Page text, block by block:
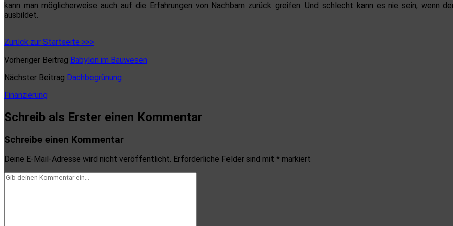
kann man möglicherweise auch auf die Erfahrungen von Nachbarn zurück greifen. Und schlecht kann es nie sein, wenn
ausbildet.
Zurück zur Startseite >>>
Vorheriger Beitrag Babylon im Bauwesen
Nächster Beitrag Dachbegrünung
Finanzierung
Schreib als Erster einen Kommentar
Schreibe einen Kommentar
Deine E-Mail-Adresse wird nicht veröffentlicht. Erforderliche Felder sind mit * markiert
Dein